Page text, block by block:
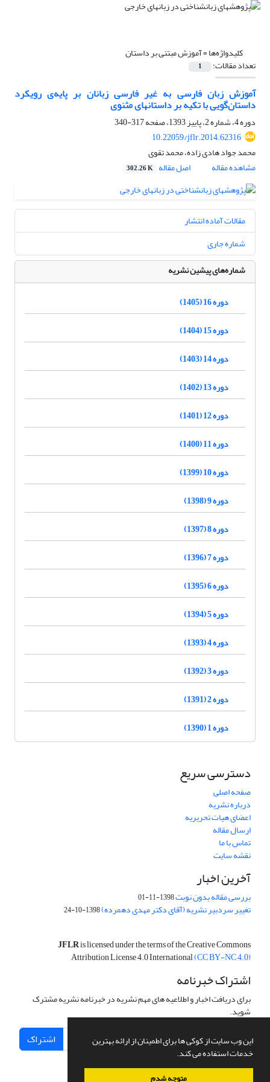
این وب سایت از کوکی ها برای اطمینان از ارائه بهترین
خدمات استفاده می کند.
متوجه شدم
کلیدواژه‌ها =آموزش مبتنی بر داستان
تعداد مقالات: 1
آموزش زبان فارسی به غیر فارسی زبانان بر پایه‌ی رویکرد
داستان‌گویی با تکیه بر داستانهای مثنوی
دوره 4، شماره 2، پاییز 1393، صفحه
317-340
10.22059/jflr.2014.62316
محمد جواد هادی زاده، محمد تقوی
مشاهده مقاله
اصل مقاله 302.26 K
مقالات آماده انتشار
شماره جاری
شماره‌های پیشین نشریه
دوره 16 (1405)
دوره 15 (1404)
دوره 14 (1403)
دوره 13 (1402)
دوره 12 (1401)
دوره 11 (1400)
دوره 10 (1399)
دوره 9 (1398)
دوره 8 (1397)
دوره 7 (1396)
دوره 6 (1395)
دوره 5 (1394)
دوره 4 (1393)
دوره 3 (1392)
دوره 2 (1391)
دوره 1 (1390)
دسترسی سریع
صفحه اصلی
درباره نشریه
اعضای هیات تحریریه
ارسال مقاله
تماس با ما
نقشه سایت
آخرین اخبار
بررسی مقاله بدون نوبت1398-11-01
تغییر سردبیر نشریه (آقای دکتر مهدی دهمرده)1398-10-24
JFLRis licensed under the terms of the Creative Commons
Attribution License 4.0 International(CC BY-NC 4.0)
اشتراک خبرنامه
برای دریافت اخبار و اطلاعیه های مهم نشریه در خبرنامه نشریه مشترک
شوید.
اشتراک